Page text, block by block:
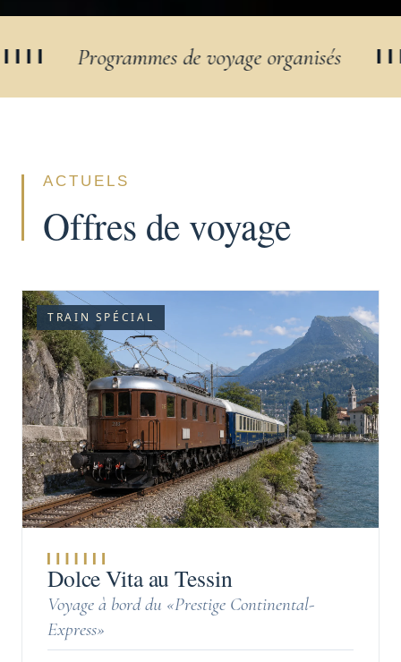
de voyage organisés
ACTUELS
Offres de voyage
TRAIN SPÉCIAL
Dolce Vita au Tessin
Voyage à bord du «Prestige Continental-
Express»